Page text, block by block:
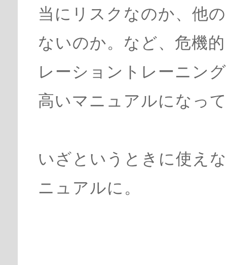
当にリスクなのか、他
ないのか。など、危機
レーショントレーニン
高いマニュアルになっ
いざというときに使え
ニュアルに。